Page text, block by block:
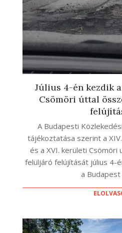
Július 4-én kezdik
Csömöri úttal
A Budapesti
tájékoztatása szerint a
és a XVI. kerületi
felüljáró felújítását július 4-
a